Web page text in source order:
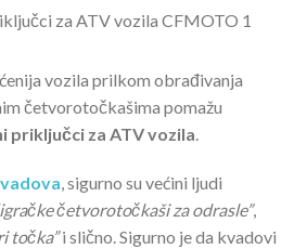
vozila prilkom obrađivanja
četvorotočkašima pomažu
priključci za ATV vozila.
, sigurno su većini ljudi
četvorotočkaši za odrasle”,
točka”i slično. Sigurno je da kvadovi